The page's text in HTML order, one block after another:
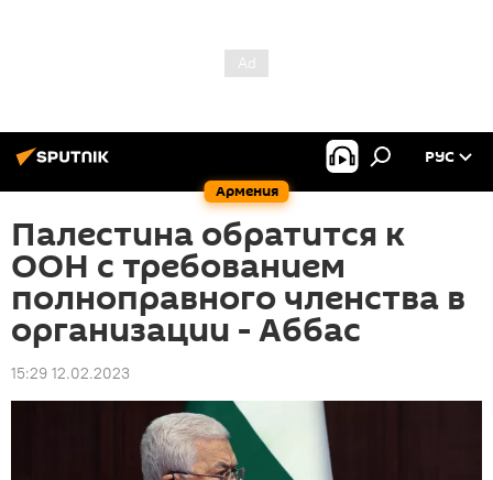
Армения
РУС
Палестина обратится к
ООН с требованием
полноправного членства в
организации - Аббас
15:29 12.02.2023